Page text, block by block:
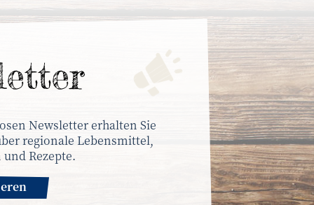
Newsletter erhalten Sie
regionale Lebensmittel,
Rezepte.